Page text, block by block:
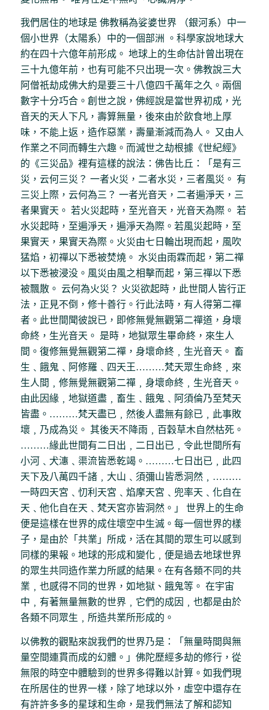
我們居住的地球是 佛教稱為娑婆世界 （銀河系）中一
個小世界（太陽系）中的一個部洲 。科學家說地球大
約在四十六億年前形成。 地球上的生命估計曾出現在
三十九億年前，也有可能不只出現一次。佛教說三大
阿僧祇劫成佛大約是要三十八億四千萬年之久。兩個
數字十分巧合。創世之說，佛經說是當世界初成，光
音天的天人下凡，壽算無量，後來由於飲食地上厚
味，不能上返，造作惡業，壽量漸減而為人。 又由人
作業之不同而轉生六趣。而滅世之劫根據《世紀經》
的《三災品》裡有這樣的說法：佛告比丘：「是有三
災，云何三災？ 一者火災，二者水災，三者風災。 有
三災上際，云何為三？ 一者光音天，二者遍淨天，三
者果實天。 若火災起時，至光音天，光音天為際。 若
水災起時，至遍淨天，遍淨天為際。若風災起時，至
果實天，果實天為際。火災由七日輪出現而起，風吹
猛焰，初禪以下悉被焚燒。 水災由雨霖而起，第二禪
以下悉被浸没。風災由風之相擊而起，第三禪以下悉
被飄散。 云何為火災？ 火災欲起時，此世間人皆行正
法，正見不倒，修十善行。行此法時，有人得第二禪
者。此世間聞彼說已，即修無覺無觀第二禪道，身壞
命終，生光音天。 是時，地獄眾生畢命終，來生人
間。復修無覺無觀第二禪，身壞命終﹐生光音天。 畜
生﹑餓鬼﹑阿修羅﹑四天王………梵天眾生命終﹐來
生人間﹐修無覺無觀第二禪﹐身壞命終﹐生光音天。
由此因緣﹐地獄道盡﹐畜生﹑餓鬼﹑阿須倫乃至梵天
皆盡。………梵天盡已﹐然後人盡無有餘已﹐此事敗
壞﹐乃成為災。 其後天不降雨﹐百穀草木自然枯死。
………緣此世間有二日出﹐二日出已﹐令此世間所有
小河﹑犬潓﹑渠流皆悉乾竭。………七日出已﹐此四
天下及八萬四千諸﹐大山﹑須彌山皆悉洞然﹐………
一時四天宮﹑忉利天宮﹑焰摩天宮﹑兜率天﹑化自在
天﹑他化自在天﹑梵天宮亦皆洞然。」 世界上的生命
便是這樣在世界的成住壞空中生滅。每一個世界的樣
子，是由於「共業」所成，活在其間的眾生可以感到
同樣的果報。地球的形成和變化﹐便是過去地球世界
的眾生共同造作業力所感的結果。在有各類不同的共
業﹐也感得不同的世界，如地獄、餓鬼等。 在宇宙
中﹐有著無量無數的世界﹐它們的成因﹐也都是由於
各類不同眾生﹐所造共業所形成的。
以佛教的觀點來說我們的世界乃是：「無量時間與無
量空間連貫而成的幻體。」佛陀歷經多劫的修行，從
無限的時空中體驗到的世界多得難以計算。如我們現
在所居住的世界一樣，除了地球以外，虛空中還存在
有許許多多的星球和生命，是我們無法了解和認知